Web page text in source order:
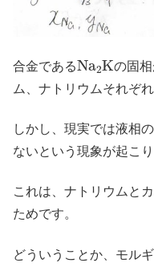
合金である
N 2K
の固
ム、ナトリウムそれぞ
しかし、現実では液相
ないという現象が起こり
これは、ナトリウムと
ためです。
どういうことか、モル